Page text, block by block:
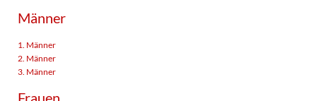
Männer
1. Männer
2. Männer
3. Männer
Frauen